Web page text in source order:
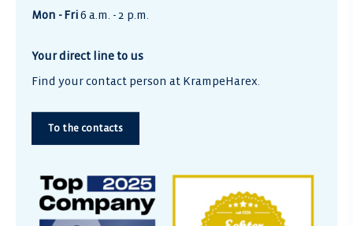
Mon - Fri6 a.m. - 2 p.m.
Your direct line to us
Find your contact person at KrampeHarex.
To the contacts